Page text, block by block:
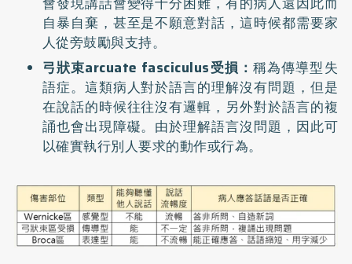
自暴自棄，甚至是不願意對話，這時候都需要家
人從旁鼓勵與支持。
弓狀束arcuate fasciculus受損： 稱為傳導型失
語症。這類病人對於語言的理解沒有問題，但是
在說話的時候往往沒有邏輯，另外對於語言的複
誦也會出現障礙。由於理解語言沒問題，因此可
以確實執行別人要求的動作或行為。